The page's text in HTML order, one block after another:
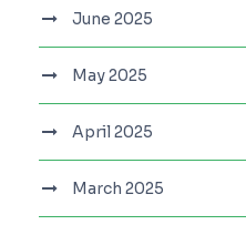
June 2025
May 2025
April 2025
March 2025